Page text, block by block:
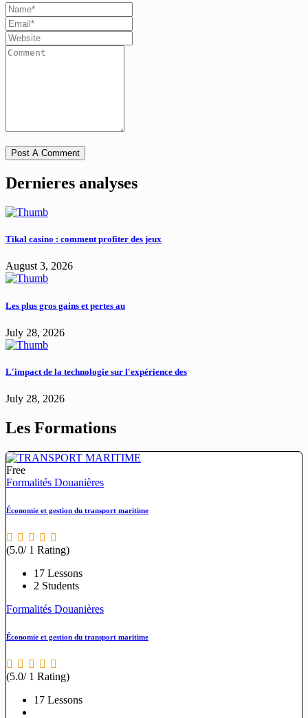
Dernieres analyses
Tikal casino : comment profiter des jeux
August 3, 2026
Les plus gros gains et pertes au
July 28, 2026
L'impact de la technologie sur l'expérience des
July 28, 2026
Les Formations
Free
Formalités Douanières
Économie et gestion du transport maritime
(5.0/ 1 Rating)
17 Lessons
2 Students
Formalités Douanières
Économie et gestion du transport maritime
(5.0/ 1 Rating)
17 Lessons